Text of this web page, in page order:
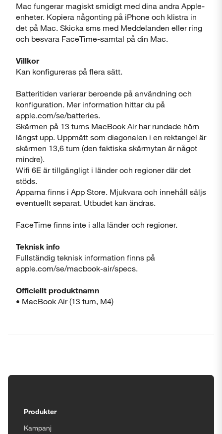
Mac fungerar magiskt smidigt med dina andra Apple-
enheter. Kopiera någonting på iPhone och klistra in
det på Mac. Skicka sms med Meddelanden eller ring
och besvara FaceTime-samtal på din Mac.
Villkor
Kan konfigureras på flera sätt.
Batteritiden varierar beroende på användning och
konfiguration. Mer information hittar du på
apple.com/se/batteries.
Skärmen på 13 tums MacBook Air har rundade hörn
längst upp. Uppmätt som diagonalen i en rektangel är
skärmen 13,6 tum (den faktiska skärmytan är något
mindre).
Wifi 6E är tillgängligt i länder och regioner där det
stöds.
Apparna finns i App Store. Mjukvara och innehåll säljs
eventuellt separat. Utbudet kan ändras.
FaceTime finns inte i alla länder och regioner.
Teknisk info
Fullständig teknisk information finns på
apple.com/se/macbook-air/specs.
Officiellt produktnamn
• MacBook Air (13 tum, M4)
Produkter
Kampanj